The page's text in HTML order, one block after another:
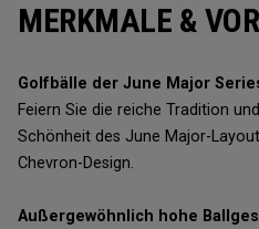
MERKMALE &
Golfbälle der June Major
Feiern Sie die reiche Tradition
Schönheit des June Major-
Chevron-Design.
Außergewöhnlich hohe